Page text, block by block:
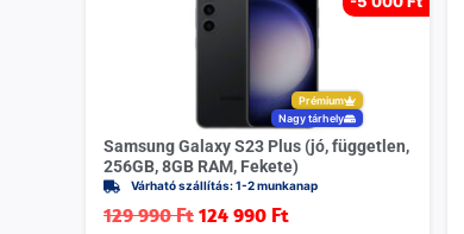
Prémium
Nagy tárhely
Samsung Galaxy S23 Plus (jó, független,
256GB, 8GB RAM, Fekete)
Várható szállítás: 1-2 munkanap
129 990Ft124 990 Ft